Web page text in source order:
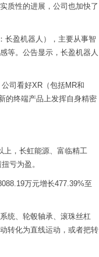
质性的进展，公司也加快了
长盈机器人），主要从事智
等。公告显示，长盈机器人
司看好XR（包括MR和
的终端产品上发挥自身精密
上，长虹能源、富临精工
亏为盈。
万元增长477.39%至
统、轮毂轴承、滚珠丝杠
转化为直线运动，或者把转